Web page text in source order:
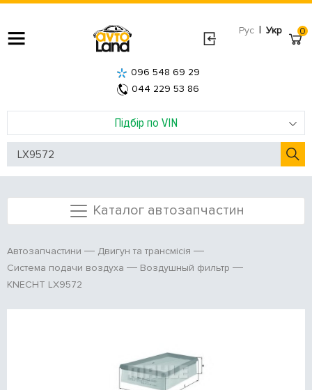
Рус | Укр
Підбір по VIN
096 548 69 29
044 229 53 86
0
Каталог автозапчастин
Автозапчастини
Двигун та трансмісія
Система подачи воздуха
Воздушный фильтр
KNECHT LX9572